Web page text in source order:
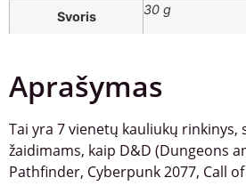
Svoris 30 g
Aprašymas
Tai yra 7 vienetų kauliukų rinkinys,
žaidimams, kaip D&D (Dungeons
Pathfinder, Cyberpunk 2077, Call